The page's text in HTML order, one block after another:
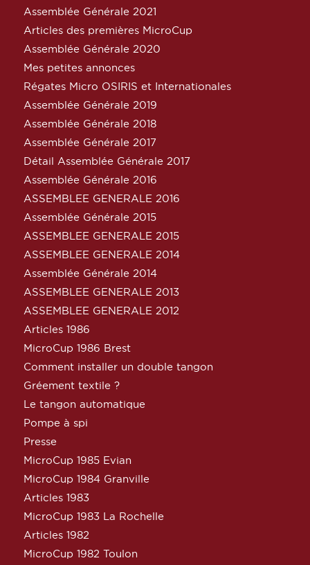
Assemblée Générale 2021
Articles des premières MicroCup
Assemblée Générale 2020
Mes petites annonces
Régates Micro OSIRIS et Internationales
Assemblée Générale 2019
Assemblée Générale 2018
Assemblée Générale 2017
Détail Assemblée Générale 2017
Assemblée Générale 2016
ASSEMBLEE GENERALE 2016
Assemblée Générale 2015
ASSEMBLEE GENERALE 2015
ASSEMBLEE GENERALE 2014
Assemblée Générale 2014
ASSEMBLEE GENERALE 2013
ASSEMBLEE GENERALE 2012
Articles 1986
MicroCup 1986 Brest
Comment installer un double tangon
Gréement textile ?
Le tangon automatique
Pompe à spi
Presse
MicroCup 1985 Evian
MicroCup 1984 Granville
Articles 1983
MicroCup 1983 La Rochelle
Articles 1982
MicroCup 1982 Toulon